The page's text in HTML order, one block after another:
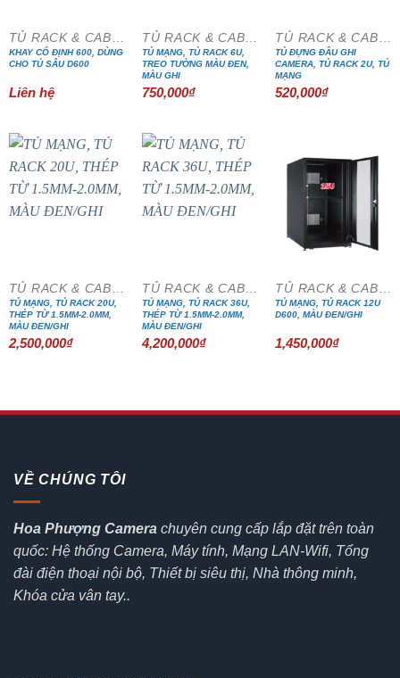
KHAY CỐ ĐỊNH 600, DÙNG
CHO TỦ SÂU D600
Liên hệ
TỦ MẠNG, TỦ RACK 6U,
TREO TƯỜNG MÀU ĐEN,
MÀU GHI
750,000₫
TỦ ĐỰNG ĐẦU GHI
CAMERA, TỦ RACK 2U, TỦ
MẠNG
520,000₫
TỦ MẠNG, TỦ RACK 20U,
THÉP TỪ 1.5MM-2.0MM,
MÀU ĐEN/GHI
2,500,000₫
TỦ MẠNG, TỦ RACK 36U,
THÉP TỪ 1.5MM-2.0MM,
MÀU ĐEN/GHI
4,200,000₫
TỦ MẠNG, TỦ RACK 12U
D600, MÀU ĐEN/GHI
1,450,000₫
VỀ CHÚNG TÔI
Hoa Phượng Camera chuyên cung cấp lắp đặt trên toàn
quốc: Hệ thống Camera, Máy tính, Mạng LAN-Wifi, Tổng
đài điện thoại nội bộ, Thiết bị siêu thị, Nhà thông minh,
Khóa cửa vân tay..